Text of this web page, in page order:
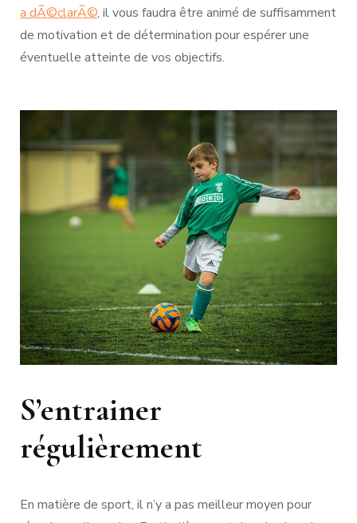
a dÃ©clarÃ©, il vous faudra être animé de suffisamment
de motivation et de détermination pour espérer une
éventuelle atteinte de vos objectifs.
S’entrainer
régulièrement
En matière de sport, il n’y a pas meilleur moyen pour